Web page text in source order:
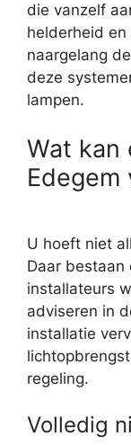
die vanzelf
helderheid
naargelang
deze
lampen.
Wat kan
Edegem
U hoeft niet
Daar bestaan
installateurs
adviseren in
installatie
regeling.
Volledig